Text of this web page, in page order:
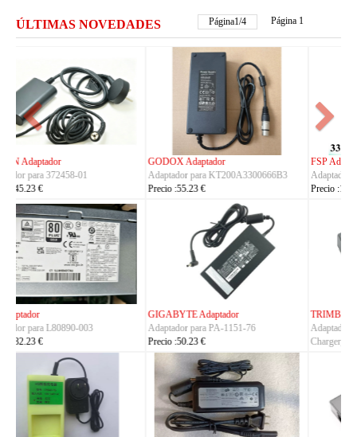
ÚLTIMAS NOVEDADES Página2/4 Página 1
FSP Adaptador
Adaptador para FSP330-ACAU3
Precio :164.23 €
HUAWEI Adaptador
Adaptador para S190126D1D
Precio :40.23 €
TRIMBLE Adaptador
Adaptador para
Charger_Dual_Battery_Slot
Precio :149.23 €
ASUS Adaptador
Adaptador para A14-150P1A
Precio :42.23 €